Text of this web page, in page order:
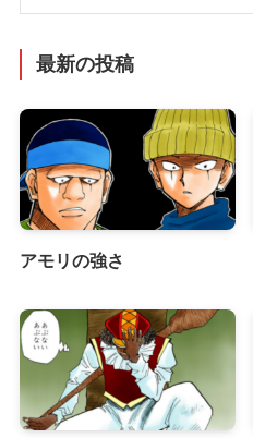
最新の投稿
アモリの強さ